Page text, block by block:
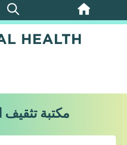
تخطي
مكتبة